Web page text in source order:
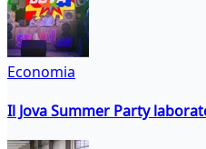
Economia
Il Jova Summer Party